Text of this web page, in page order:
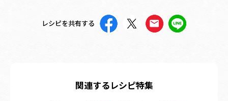
レシピを共有する
関連するレシピ特集